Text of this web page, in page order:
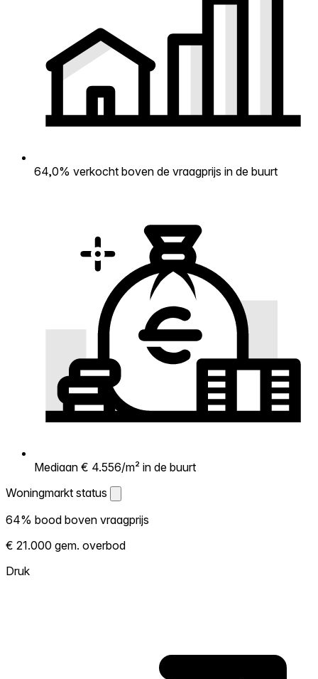
64,0% verkocht boven de vraagprijs in de buurt
Mediaan € 4.556/m² in de buurt
Woningmarkt status
Woningmarkt status
Laat zien hoe competitief de markt hier is.
Hoe meer woningen boven vraagprijs
verkopen, hoe heter. Heet? Verwacht
64% bood boven vraagprijs
€ 21.000 gem. overbod
Druk